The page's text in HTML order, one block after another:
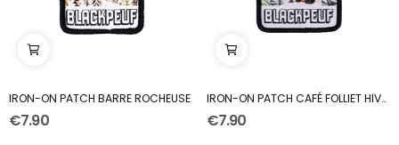
IRON-ON PATCH BARRE ROCHEUSE
€7.90
IRON-ON PATCH CAFÉ FOLLIET HIVER
€7.90